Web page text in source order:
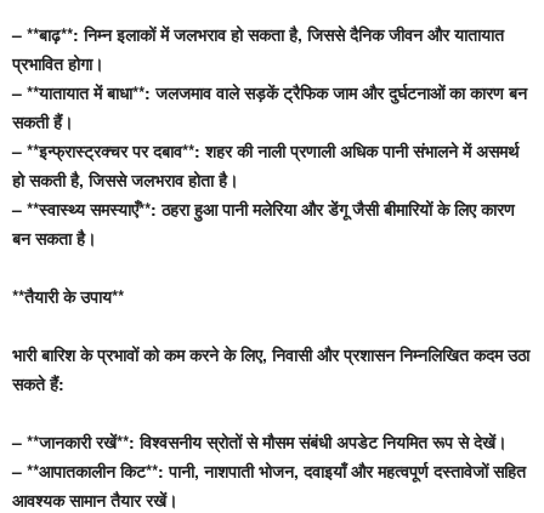
– **बाढ़**: निम्न इलाकों में जलभराव हो सकता है, जिससे दैनिक जीवन और यातायात
प्रभावित होगा।
– **यातायात में बाधा**: जलजमाव वाले सड़कें ट्रैफिक जाम और दुर्घटनाओं का कारण बन
सकती हैं।
– **इन्फ्रास्ट्रक्चर पर दबाव**: शहर की नाली प्रणाली अधिक पानी संभालने में असमर्थ
हो सकती है, जिससे जलभराव होता है।
– **स्वास्थ्य समस्याएँ**: ठहरा हुआ पानी मलेरिया और डेंगू जैसी बीमारियों के लिए कारण
बन सकता है।
**तैयारी के उपाय**
भारी बारिश के प्रभावों को कम करने के लिए, निवासी और प्रशासन निम्नलिखित कदम उठा
सकते हैं:
– **जानकारी रखें**: विश्वसनीय स्रोतों से मौसम संबंधी अपडेट नियमित रूप से देखें।
– **आपातकालीन किट**: पानी, नाशपाती भोजन, दवाइयाँ और महत्वपूर्ण दस्तावेजों सहित
आवश्यक सामान तैयार रखें।